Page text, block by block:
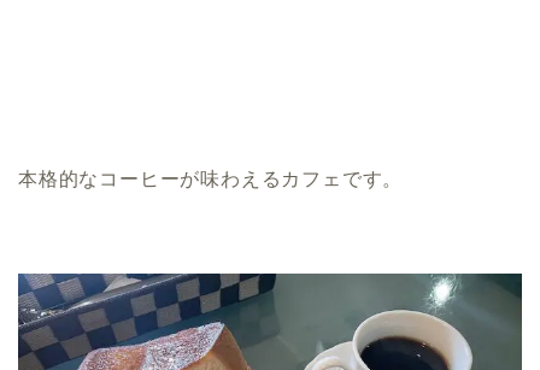
本格的なコーヒーが味わえるカフェです。